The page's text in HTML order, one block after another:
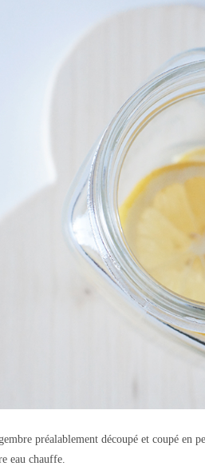
préalablement découpé et coupé en
eau chauffe.